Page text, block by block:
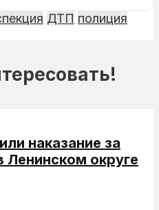
ДТП полиция
наказание за
Ленинском округе